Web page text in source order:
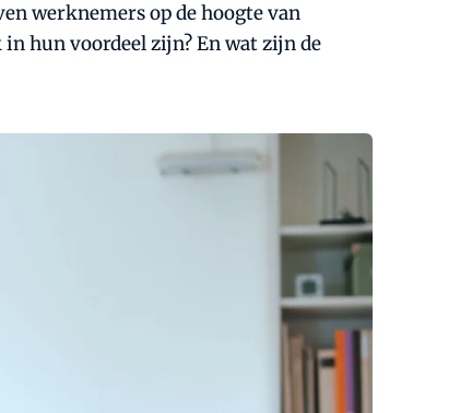
werknemers op de hoogte van
hun voordeel zijn? En wat zijn de